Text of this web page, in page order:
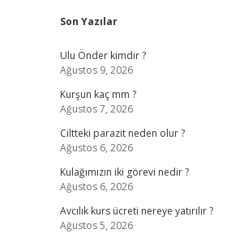
Sidebar
Son Yazılar
Ulu Önder kimdir ?
Ağustos 9, 2026
Kurşun kaç mm ?
Ağustos 7, 2026
Ciltteki parazit neden olur ?
Ağustos 6, 2026
Kulağımızın iki görevi nedir ?
Ağustos 6, 2026
Avcılık kurs ücreti nereye yatırılır ?
Ağustos 5, 2026